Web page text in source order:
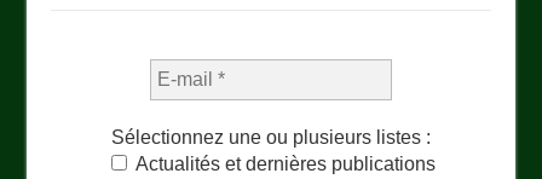
Sélectionnez une ou plusieurs listes :
Actualités et dernières publications